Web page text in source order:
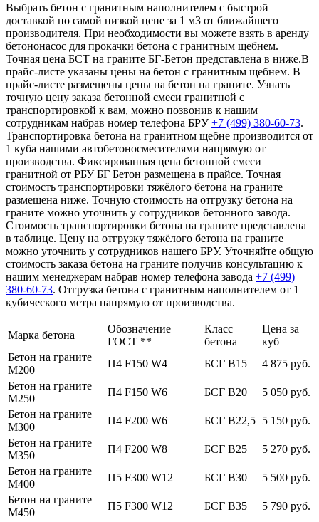
Выбрать бетон с гранитным наполнителем с быстрой
доставкой по самой низкой цене за 1 м3 от ближайшего
производителя. При необходимости вы можете взять в аренду
бетононасос для прокачки бетона с гранитным щебнем.
Точная цена БСТ на граните БГ-Бетон представлена в ниже.В
прайс-листе указаны цены на бетон с гранитным щебнем. В
прайс-листе размещены цены на бетон на граните. Узнать
точную цену заказа бетонной смеси гранитной с
транспортировкой к вам, можно позвонив к нашим
сотрудникам набрав номер телефона БРУ+7 (499) 380-60-73.
Транспортировка бетона на гранитном щебне производится от
1 куба нашими автобетоносмесителями напрямую от
производства. Фиксированная цена бетонной смеси
гранитной от РБУ БГ Бетон размещена в прайсе. Точная
стоимость транспортировки тяжёлого бетона на граните
размещена ниже. Точную стоимость на отгрузку бетона на
граните можно уточнить у сотрудников бетонного завода.
Стоимость транспортировки бетона на граните представлена
в таблице. Цену на отгрузку тяжёлого бетона на граните
можно уточнить у сотрудников нашего БРУ. Уточняйте общую
стоимость заказа бетона на граните получив консультацию к
нашим менеджерам набрав номер телефона завода +7 (499)
380-60-73. Отгрузка бетона с гранитным наполнителем от 1
кубического метра напрямую от производства.
Марка бетона
Обозначение
ГОСТ **
Класс
бетона
Цена за
куб
Бетон на граните
М200
П4 F150 W4 БСГ В15
4 875 руб.
Бетон на граните
М250
П4 F150 W6 БСГ В20
5 050 руб.
Бетон на граните
М300
П4 F200 W6 БСГ В22,5 5 150 руб.
Бетон на граните
М350
П4 F200 W8 БСГ В25
5 270 руб.
Бетон на граните
М400
П5 F300 W12 БСГ В30
5 500 руб.
Бетон на граните
М450
П5 F300 W12 БСГ В35
5 790 руб.